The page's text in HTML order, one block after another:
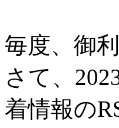
毎度、御
さて、
着情報の